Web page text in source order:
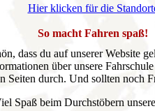
Hier klicken für die
So macht Fahren spaß!
dass du auf unserer Website
über unsere
Seiten durch. Und sollten noch
Spaß beim Durchstöbern